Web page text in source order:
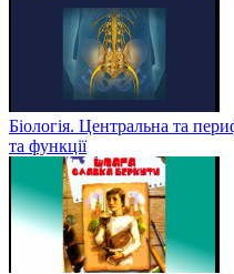
Біологія. Центральна та
та функції